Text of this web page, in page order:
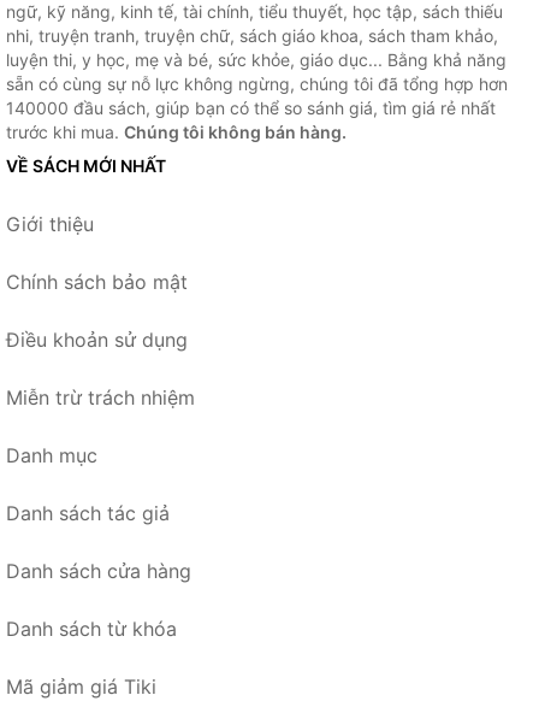
ngữ, kỹ năng, kinh tế, tài chính, tiểu thuyết, học tập, sách thiếu
nhi, truyện tranh, truyện chữ, sách giáo khoa, sách tham khảo,
luyện thi, y học, mẹ và bé, sức khỏe, giáo dục... Bằng khả năng
sẵn có cùng sự nỗ lực không ngừng, chúng tôi đã tổng hợp hơn
140000 đầu sách, giúp bạn có thể so sánh giá, tìm giá rẻ nhất
trước khi mua. Chúng tôi không bán hàng.
VỀ SÁCH MỚI NHẤT
Giới thiệu
Chính sách bảo mật
Điều khoản sử dụng
Miễn trừ trách nhiệm
Danh mục
Danh sách tác giả
Danh sách cửa hàng
Danh sách từ khóa
Mã giảm giá Tiki